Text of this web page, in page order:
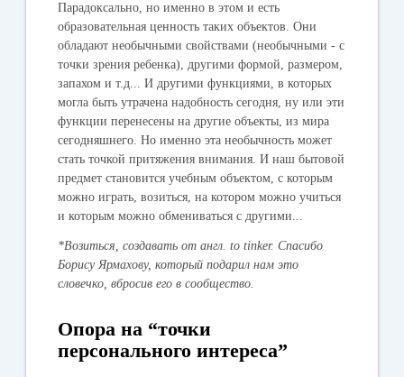
Парадоксально, но именно в этом и есть
образовательная ценность таких объектов. Они
обладают необычными свойствами (необычными - с
точки зрения ребенка), другими формой, размером,
запахом и т.д... И другими функциями, в которых
могла быть утрачена надобность сегодня, ну или эти
функции перенесены на другие объекты, из мира
сегодняшнего. Но именно эта необычность может
стать точкой притяжения внимания. И наш бытовой
предмет становится учебным объектом, с которым
можно играть, возиться, на котором можно учиться
и которым можно обмениваться с другими...
*Возиться, создавать от англ. to tinker. Спасибо
Борису Ярмахову, который подарил нам это
словечко, вбросив его в сообщество.
Опора на “точки
персонального интереса”